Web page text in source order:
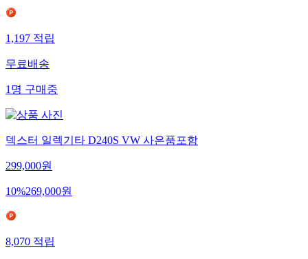
1,197 적립
무료배송
1 명 구매중
덱스터 일렉기타 D240S VW 사은품포함
299,000원
10%269,000원
8,070 적립